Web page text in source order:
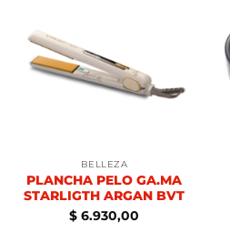
BELLEZA
PLANCHA PELO GA.MA
STARLIGTH ARGAN BVT
$ 6.930,00